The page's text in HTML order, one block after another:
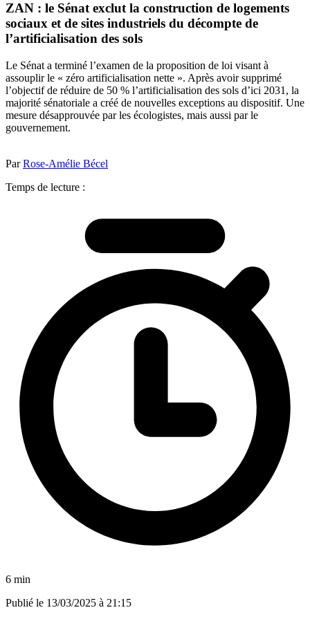
ZAN : le Sénat exclut la construction de logements
sociaux et de sites industriels du décompte de
l’artificialisation des sols
Le Sénat a terminé l’examen de la proposition de loi visant à
assouplir le « zéro artificialisation nette ». Après avoir supprimé
l’objectif de réduire de 50 % l’artificialisation des sols d’ici 2031, la
majorité sénatoriale a créé de nouvelles exceptions au dispositif. Une
mesure désapprouvée par les écologistes, mais aussi par le
gouvernement.
ParRose-Amélie Bécel
Temps de lecture :
6 min
Publié le 13/03/2025 à 21:15